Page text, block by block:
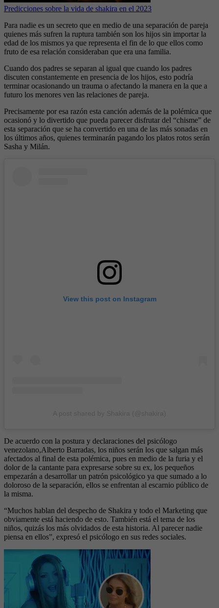
Predicciones sobre la vida de shakira en el 2023
Para nadie es un secreto que en medio de una separación de pareja
quienes más sufren la ruptura también son los hijos sin importar la
edad de los mismos ya que representa el fin de lo que ellos como
fruto de esa relación consideraban que era una familia.
Cuando dos padres se separan al igual que cuando los padres
discuten constantemente en presencia de los hijos, esto podría
terminar ocasionando un trauma o afectando la manera en la que a
futuro los menores ven las relaciones de pareja.
Precisamente por esa razón esta canción además de la polémica que
ocasionó y lo divertido que pueda parecer disfrutar del “chisme” de
esta separación que se ha convertido en una de las más sonadas en
los últimos años, quienes terminarán pagando los platos rotos serán
Sasha y Milán.
View this post on Instagram
De acuerdo con la postura y declaraciones del psicólogo
venezolano,Alberto Barradas, los niños serán los que salgan más
afectados al final de esta polémica, pues en medio de la furia y el
dolor de la cantante para expresarse sobre su ex, los pequeños
empezarán a desarrollar un patrón psicológico ya que sumado a lo
doloroso de la separación, ellos se enfrentan al escarnio público de
la misma.
“Muchos hablan del despecho de Shakira y todo el Marketing que
obviamente está haciendo de esto. También está el tema de los
niños, quizás los más olvidados de esta historia. Al parecer nadie
piensa en ellos”, expresó el psicólogo en sus redes sociales.